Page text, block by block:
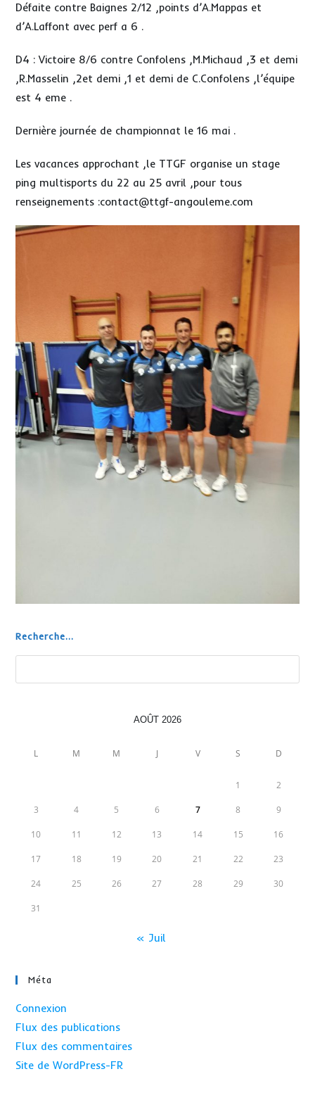
Défaite contre Baignes 2/12 ,points d’A.Mappas et
d’A.Laffont avec perf a 6 .
D4 : Victoire 8/6 contre Confolens ,M.Michaud ,3 et demi
,R.Masselin ,2et demi ,1 et demi de C.Confolens ,l’équipe
est 4 eme .
Dernière journée de championnat le 16 mai .
Les vacances approchant ,le TTGF organise un stage
ping multisports du 22 au 25 avril ,pour tous
renseignements :contact@ttgf-angouleme.com
Recherche...
AOÛT 2026
L M M J V S D
1 2
3 4 5 6 7 8 9
10 11 12 13 14 15 16
17 18 19 20 21 22 23
24 25 26 27 28 29 30
31
« Juil
Méta
Connexion
Flux des publications
Flux des commentaires
Site de WordPress-FR